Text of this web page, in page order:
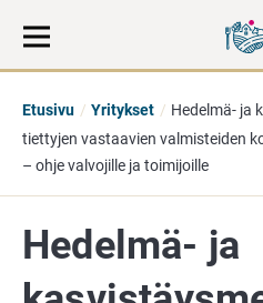
Etusivu Yritykset
Hedelmä- ja
tiettyjen vastaavien valmisteiden
– ohje valvojille ja toimijoille
Hedelmä- ja